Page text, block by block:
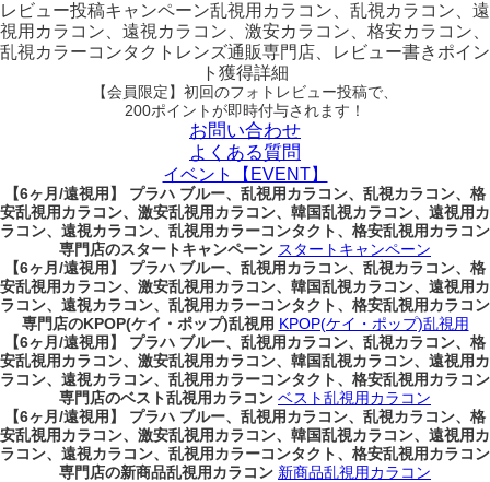
レビュー投稿キャンペーン乱視用カラコン、乱視カラコン、遠
視用カラコン、遠視カラコン、激安カラコン、格安カラコン、
乱視カラーコンタクトレンズ通販専門店、レビュー書きポイン
ト獲得詳細
【会員限定】初回のフォトレビュー投稿で、
200ポイントが即時付与されます！
お問い合わせ
よくある質問
イベント【EVENT】
【6ヶ月/遠視用】 プラハ ブルー、乱視用カラコン、乱視カラコン、格
安乱視用カラコン、激安乱視用カラコン、韓国乱視カラコン、遠視用カ
ラコン、遠視カラコン、乱視用カラーコンタクト、格安乱視用カラコン
専門店のスタートキャンペーン スタートキャンペーン
【6ヶ月/遠視用】 プラハ ブルー、乱視用カラコン、乱視カラコン、格
安乱視用カラコン、激安乱視用カラコン、韓国乱視カラコン、遠視用カ
ラコン、遠視カラコン、乱視用カラーコンタクト、格安乱視用カラコン
専門店のKPOP(ケイ・ポップ)乱視用 KPOP(ケイ・ポップ)乱視用
【6ヶ月/遠視用】 プラハ ブルー、乱視用カラコン、乱視カラコン、格
安乱視用カラコン、激安乱視用カラコン、韓国乱視カラコン、遠視用カ
ラコン、遠視カラコン、乱視用カラーコンタクト、格安乱視用カラコン
専門店のベスト乱視用カラコン ベスト乱視用カラコン
【6ヶ月/遠視用】 プラハ ブルー、乱視用カラコン、乱視カラコン、格
安乱視用カラコン、激安乱視用カラコン、韓国乱視カラコン、遠視用カ
ラコン、遠視カラコン、乱視用カラーコンタクト、格安乱視用カラコン
専門店の新商品乱視用カラコン 新商品乱視用カラコン